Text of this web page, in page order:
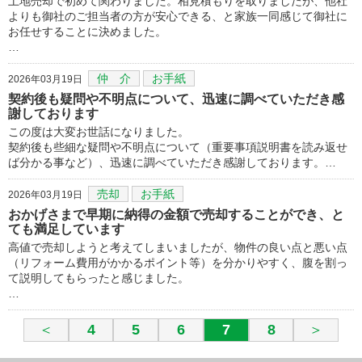
よりも御社のご担当者の方が安心できる、と家族一同感じて御社に
お任せすることに決めました。
2026年03月19日 仲 介 お手紙
契約後も疑問や不明点について、迅速に調べていただき感
謝しております
この度は大変お世話になりました。
契約後も些細な疑問や不明点について（重要事項説明書を読み返せ
ば分かる事など）、迅速に調べていただき感謝しております。…
2026年03月19日 売却 お手紙
おかげさまで早期に納得の金額で売却することができ、と
ても満足しています
高値で売却しようと考えてしまいましたが、物件の良い点と悪い点
（リフォーム費用がかかるポイント等）を分かりやすく、腹を割っ
て説明してもらったと感じました。
＜ 4 5 6 7 8 ＞